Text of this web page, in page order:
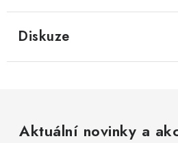
Diskuze
Aktuální novinky a